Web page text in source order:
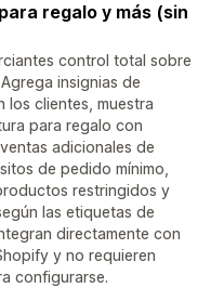
regalo y más (sin
control total sobre
insignias de
los clientes, muestra
para regalo con
adicionales de
de pedido mínimo,
restringidos y
las etiquetas de
directamente con
y no requieren
configurarse.